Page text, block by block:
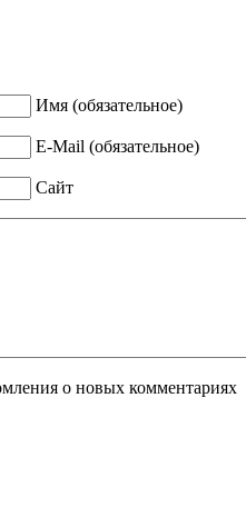
Имя (обязательное)
E-Mail (обязательное)
Сайт
о новых комментариях